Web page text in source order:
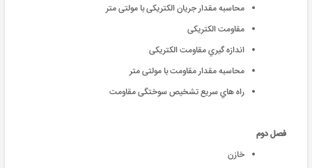
محاسبه مقدار جریان الکتریکی با مولتی متر
مقاومت الکتریکی
اندازه گیري مقاومت الکتریکی
محاسبه مقدار مقاومت با مولتی متر
راه هاي سریع تشخیص سوختگی مقاومت
فصل دوم
خازن